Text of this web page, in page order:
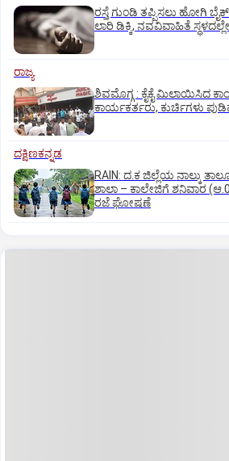
ರಸ್ತೆ ಗುಂಡಿ ತಪ್ಪಿಸಲು ಹೋಗಿ
ಲಾರಿ ಡಿಕ್ಕಿ, ನವವಿವಾಹಿತೆ
ರಾಜ್ಯ
ಶಿವಮೊಗ್ಗ : ಕೈಕೈ ಮಿಲಾಯಿಸಿದ
ಕಾರ್ಯಕರ್ತರು, ಕುರ್ಚಿಗಳು
ದಕ್ಷಿಣಕನ್ನಡ
RAIN: ದ.ಕ ಜಿಲ್ಲೆಯ ನಾಲ್ಕು
ಶಾಲಾ – ಕಾಲೇಜಿಗೆ ಶನಿವಾರ
ರಜೆ ಘೋಷಣೆ